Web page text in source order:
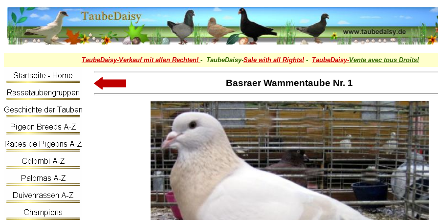
TaubeDaisy-Verkauf mit allen Rechten! - TaubeDaisy-Sale with all Rights! - TaubeDaisy-Vente avec tous Droits!
Basraer Wammentaube Nr. 1